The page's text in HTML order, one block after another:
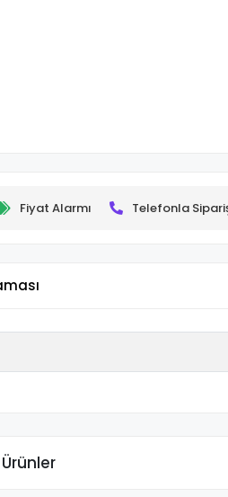
Fiyat Alarmı Telefonla